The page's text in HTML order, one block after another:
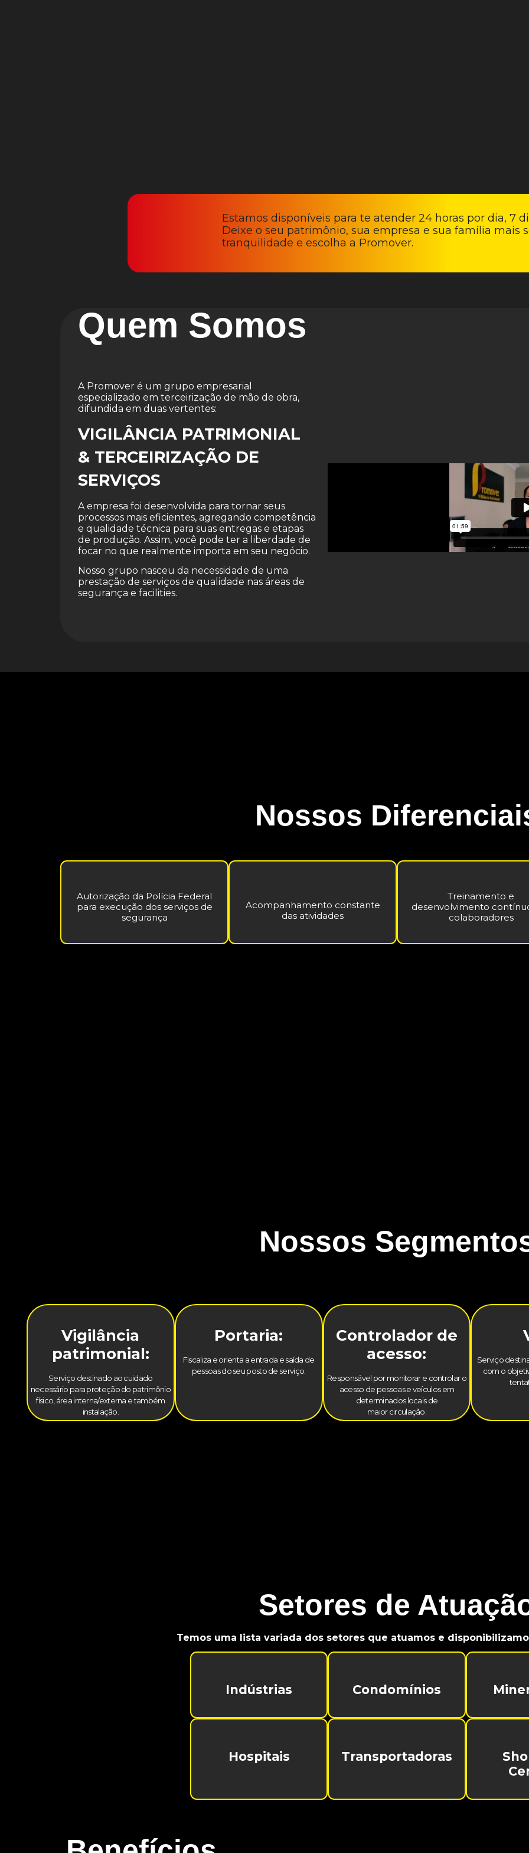
Estamos disponíveis para te atender 24 horas por dia, 7
Deixe o seu patrimônio, sua empresa e sua família mais
tranquilidade e escolha a Promover.
Quem Somos
A Promover é um grupo empresarial
especializado em terceirização de mão de obra,
difundida em duas vertentes:
VIGILÂNCIA PATRIMONIAL
& TERCEIRIZAÇÃO DE
SERVIÇOS
A empresa foi desenvolvida para tornar seus
processos mais eficientes, agregando competência
e qualidade técnica para suas entregas e etapas
de produção. Assim, você pode ter a liberdade de
focar no que realmente importa em seu negócio.
Nosso grupo nasceu da necessidade de uma
prestação de serviços de qualidade nas áreas de
segurança e facilities.
Nossos
Autorização da Polícia Federal
para execução dos serviços de
segurança
Acompanhamento constante
das atividades
Treinamento e
desenvolvimento
colaboradores
Nossos
Vigilância
patrimonial:
Serviço destinado ao cuidado
necessário para proteção do patrimônio
físico, área interna/externa e também
instalação.
Portaria:
Fiscaliza e orienta a entrada e saída de
pessoas do seu posto de serviço.
Controlador de
acesso:
Responsável por monitorar e controlar o
acesso de pessoas e veículos em
determinados locais de
maior circulação.
Serviço
com o
Setores de
Temos uma lista variada dos setores que atuamos e
Indústrias Condomínios
Hospitais Transportadoras